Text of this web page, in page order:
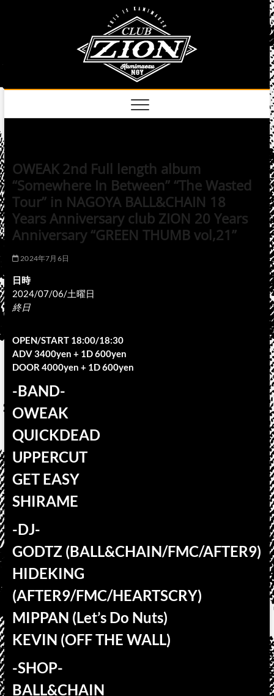
OWEAK 2nd Full length album
“Somewhere In Between” “The Wasted
Tour” in NAGOYA BALL&CHAIN 18
Years Anniversary club ZION 20 Years
Anniversary “GREEN THUMB vol,21”
2024年7月6日
日時
2024/07/06/土曜日
終日
OPEN/START 18:00/18:30
ADV 3400yen + 1D 600yen
DOOR 4000yen + 1D 600yen
-BAND-
OWEAK
QUICKDEAD
UPPERCUT
GET EASY
SHIRAME
-DJ-
GODTZ (BALL&CHAIN/FMC/AFTER9)
HIDEKING
(AFTER9/FMC/HEARTSCRY)
MIPPAN (Let’s Do Nuts)
KEVIN (OFF THE WALL)
-SHOP-
BALL&CHAIN